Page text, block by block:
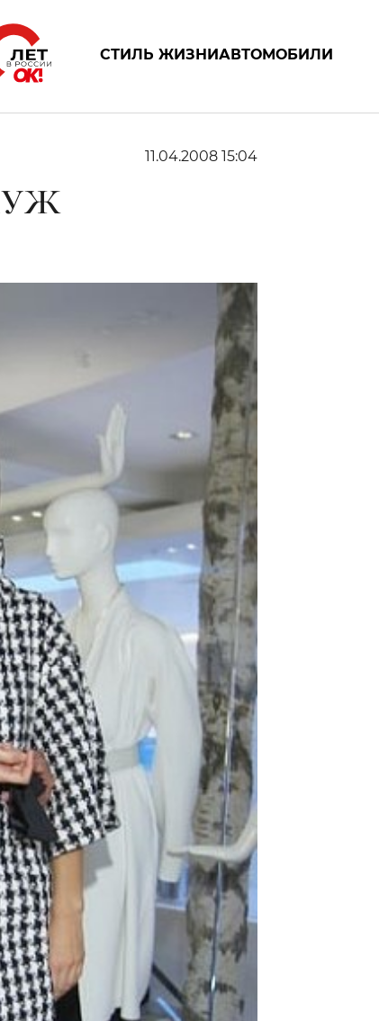
СТИЛЬ ЖИЗНИАВТОМОБИЛИ
11.04.2008 15:04